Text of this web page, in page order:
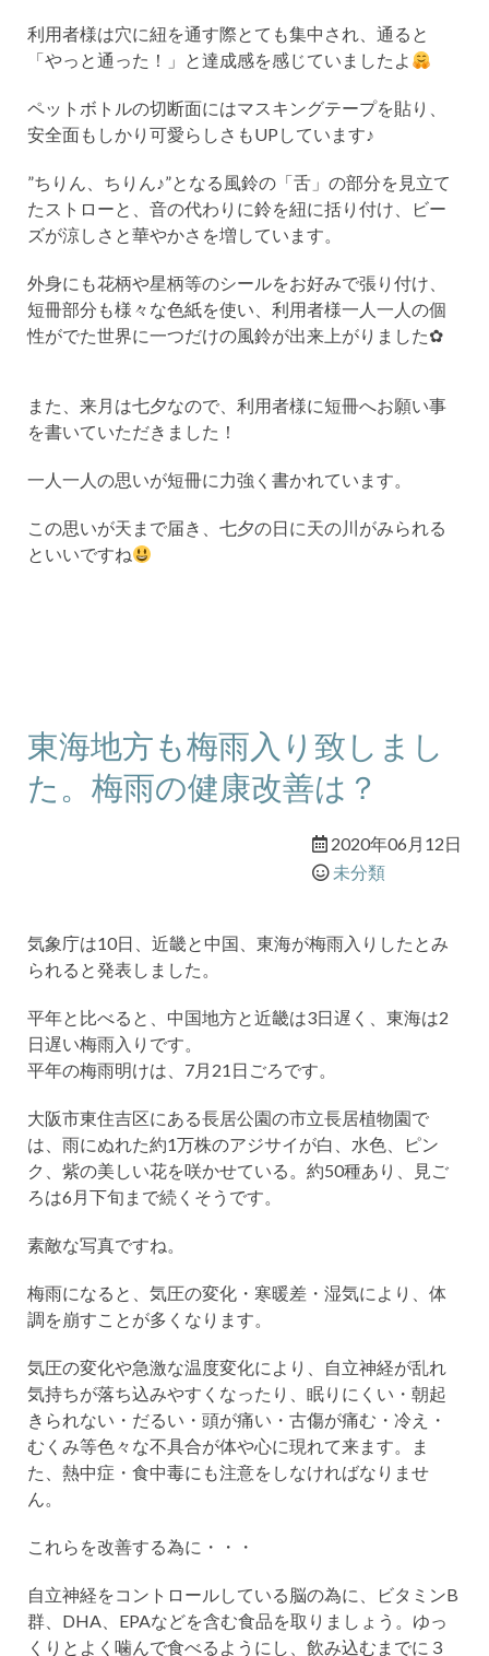
利用者様は穴に紐を通す際とても集中され、通ると
「やっと通った！」と達成感を感じていましたよ
ペットボトルの切断面にはマスキングテープを貼り、
安全面もしかり可愛らしさもUPしています♪
”ちりん、ちりん♪”となる風鈴の「舌」の部分を見立て
たストローと、音の代わりに鈴を紐に括り付け、ビー
ズが涼しさと華やかさを増しています。
外身にも花柄や星柄等のシールをお好みで張り付け、
短冊部分も様々な色紙を使い、利用者様一人一人の個
性がでた世界に一つだけの風鈴が出来上がりました✿
また、来月は七夕なので、利用者様に短冊へお願い事
を書いていただきました！
一人一人の思いが短冊に力強く書かれています。
この思いが天まで届き、七夕の日に天の川がみられる
といいですね
東海地方も梅雨入り致しまし
た。梅雨の健康改善は？
2020年06月12日
未分類
気象庁は10日、近畿と中国、東海が梅雨入りしたとみ
られると発表しました。
平年と比べると、中国地方と近畿は3日遅く、東海は2
日遅い梅雨入りです。
平年の梅雨明けは、7月21日ごろです。
大阪市東住吉区にある長居公園の市立長居植物園で
は、雨にぬれた約1万株のアジサイが白、水色、ピン
ク、紫の美しい花を咲かせている。約50種あり、見ご
ろは6月下旬まで続くそうです。
素敵な写真ですね。
梅雨になると、気圧の変化・寒暖差・湿気により、体
調を崩すことが多くなります。
気圧の変化や急激な温度変化により、自立神経が乱れ
気持ちが落ち込みやすくなったり、眠りにくい・朝起
きられない・だるい・頭が痛い・古傷が痛む・冷え・
むくみ等色々な不具合が体や心に現れて来ます。ま
た、熱中症・食中毒にも注意をしなければなりませ
ん。
これらを改善する為に・・・
自立神経をコントロールしている脳の為に、ビタミンB
群、DHA、EPAなどを含む食品を取りましょう。ゆっ
くりとよく噛んで食べるようにし、飲み込むまでに３